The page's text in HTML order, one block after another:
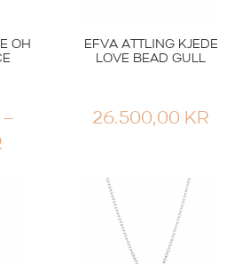
Sølvsmykker
EFVA ATTLING KJEDE
LOVE BEAD SØLV
TOPAS
OH
–
PRISOMRÅDE:
EFVA ATTLING KJEDE
LOVE BEAD GULL
26.500,00 KR